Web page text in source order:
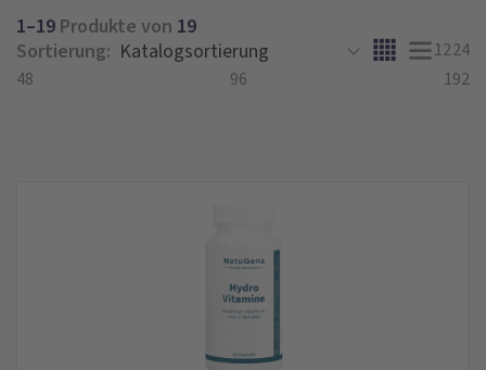
1–19 Produkte von 19
Sortierung:
1224
48
96 192